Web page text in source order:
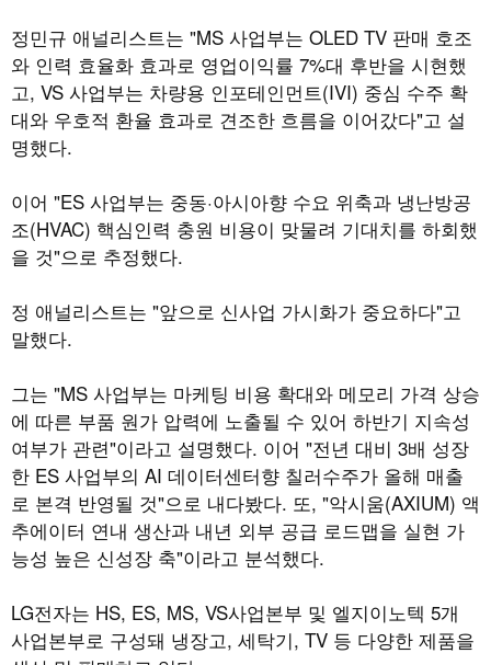
정민규 애널리스트는 "MS 사업부는 OLED TV 판매 호조
와 인력 효율화 효과로 영업이익률 7%대 후반을 시현했
고, VS 사업부는 차량용 인포테인먼트(IVI) 중심 수주 확
대와 우호적 환율 효과로 견조한 흐름을 이어갔다"고 설
명했다.
이어 "ES 사업부는 중동·아시아향 수요 위축과 냉난방공
조(HVAC) 핵심인력 충원 비용이 맞물려 기대치를 하회했
을 것"으로 추정했다.
정 애널리스트는 "앞으로 신사업 가시화가 중요하다"고
말했다.
그는 "MS 사업부는 마케팅 비용 확대와 메모리 가격 상승
에 따른 부품 원가 압력에 노출될 수 있어 하반기 지속성
여부가 관련"이라고 설명했다. 이어 "전년 대비 3배 성장
한 ES 사업부의 AI 데이터센터향 칠러수주가 올해 매출
로 본격 반영될 것"으로 내다봤다. 또, "악시움(AXIUM) 액
추에이터 연내 생산과 내년 외부 공급 로드맵을 실현 가
능성 높은 신성장 축"이라고 분석했다.
LG전자는 HS, ES, MS, VS사업본부 및 엘지이노텍 5개
사업본부로 구성돼 냉장고, 세탁기, TV 등 다양한 제품을